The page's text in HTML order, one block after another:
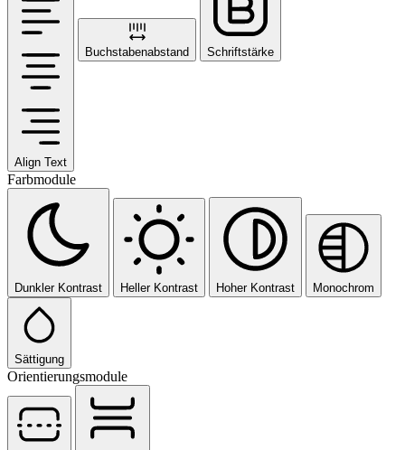
Align Text
Buchstabenabstand Schriftstärke
Farbmodule
Dunkler Kontrast Heller Kontrast Hoher Kontrast Monochrom
Sättigung
Orientierungsmodule